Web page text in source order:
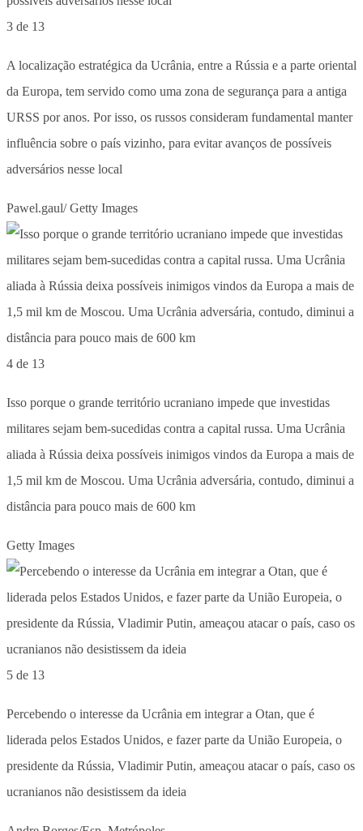
3 de 13
A localização estratégica da Ucrânia, entre a Rússia e a parte oriental
da Europa, tem servido como uma zona de segurança para a antiga
URSS por anos. Por isso, os russos consideram fundamental manter
influência sobre o país vizinho, para evitar avanços de possíveis
adversários nesse local
Pawel.gaul/ Getty Images
4 de 13
Isso porque o grande território ucraniano impede que investidas
militares sejam bem-sucedidas contra a capital russa. Uma Ucrânia
aliada à Rússia deixa possíveis inimigos vindos da Europa a mais de
1,5 mil km de Moscou. Uma Ucrânia adversária, contudo, diminui a
distância para pouco mais de 600 km
Getty Images
5 de 13
Percebendo o interesse da Ucrânia em integrar a Otan, que é
liderada pelos Estados Unidos, e fazer parte da União Europeia, o
presidente da Rússia, Vladimir Putin, ameaçou atacar o país, caso os
ucranianos não desistissem da ideia